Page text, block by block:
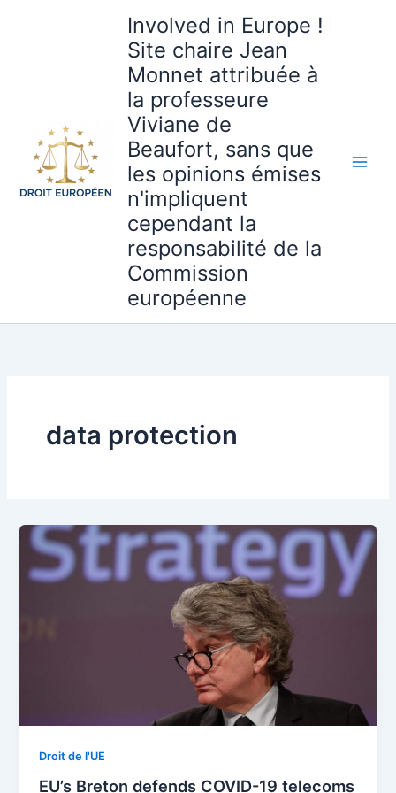
Involved in Europe !
Site chaire Jean
Monnet attribuée à
la professeure
Viviane de
Beaufort, sans que
les opinions émises
n'impliquent
cependant la
responsabilité de la
Commission
européenne
data protection
Droit de l'UE
EU’s Breton defends COVID-19 telecoms